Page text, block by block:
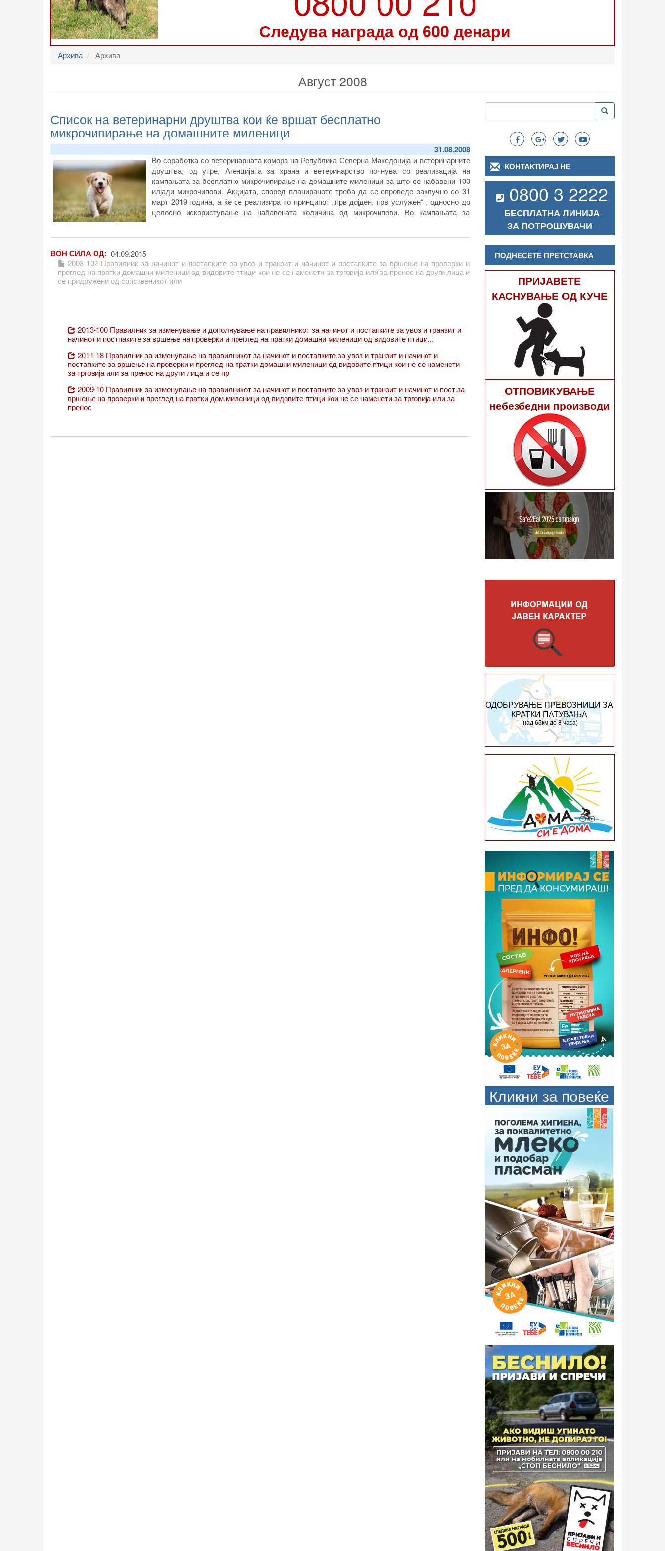
Следува награда од 600 денари
Архива Архива
Август 2008
Список на ветеринарни друштва кои ќе вршат бесплатно
микрочипирање на домашните миленици
31.08.2008
Во соработка со ветеринарната комора на Република Северна Македонија и ветеринарните
друштва, од утре, Агенцијата за храна и ветеринарство почнува со реализација на
кампањата за бесплатно микрочипирање на домашните миленици за што се набавени 100
илјади микрочипови. Акцијата, според планираното треба да се спроведе заклучно со 31
март 2019 година, а ќе се реализира по принципот „прв дојден, прв услужен“ , односно до
целосно искористување на набавената количина од микрочипови. Во кампањата за
ВОН СИЛА ОД
04.09.2015
2008-102 Правилник за начинот и постапките за увоз и транзит и начинот и постапките за вршење на проверки и
преглед на пратки домашни миленици од видовите птици кои не се наменети за трговија или за пренос на други лица и
се придружени од сопственикот или
2013-100 Правилник за изменување и дополнување на правилникот за начинот и постапките за увоз и транзит и
начинот и постпаките за вршење на проверки и преглед на пратки домашни миленици од видовите птици...
2011-18 Правилник за изменување на правилникот за начинот и постапките за увоз и транзит и начинот и
постапките за вршење на проверки и преглед на пратки домашни миленици од видовите птици кои не се наменети
за трговија или за пренос на други лица и се пр
2009-10 Правилник за изменување на правилникот за начинот и постапките за увоз и транзит и начинот и пост.за
вршење на проверки и преглед на пратки дом.миленици од видовите птици кои не се наменети за трговија или за
пренос
Search
Пребарување Пребарување
КОНТАКТИРАЈ НЕ
0800 3 2222
БЕСПЛАТНА ЛИНИЈА
ЗА ПОТРОШУВАЧИ
ПОДНЕСЕТЕ ПРЕТСТАВКА
ПРИЈАВЕТЕ
КАСНУВАЊЕ ОД КУЧЕ
ОТПОВИКУВАЊЕ
небезбедни производи
ОДОБРУВАЊЕ ПРЕВОЗНИЦИ ЗА
КРАТКИ ПАТУВАЊА
(над 65км до 8 часа)
Кликни за повеќе